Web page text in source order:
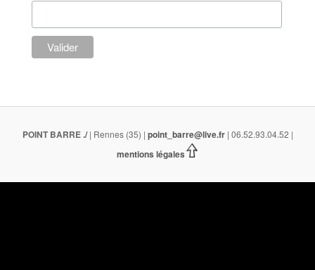
POINT BARRE./| Rennes (35) | point_barre@live.fr| 06.52.93.04.52 |
mentions légales